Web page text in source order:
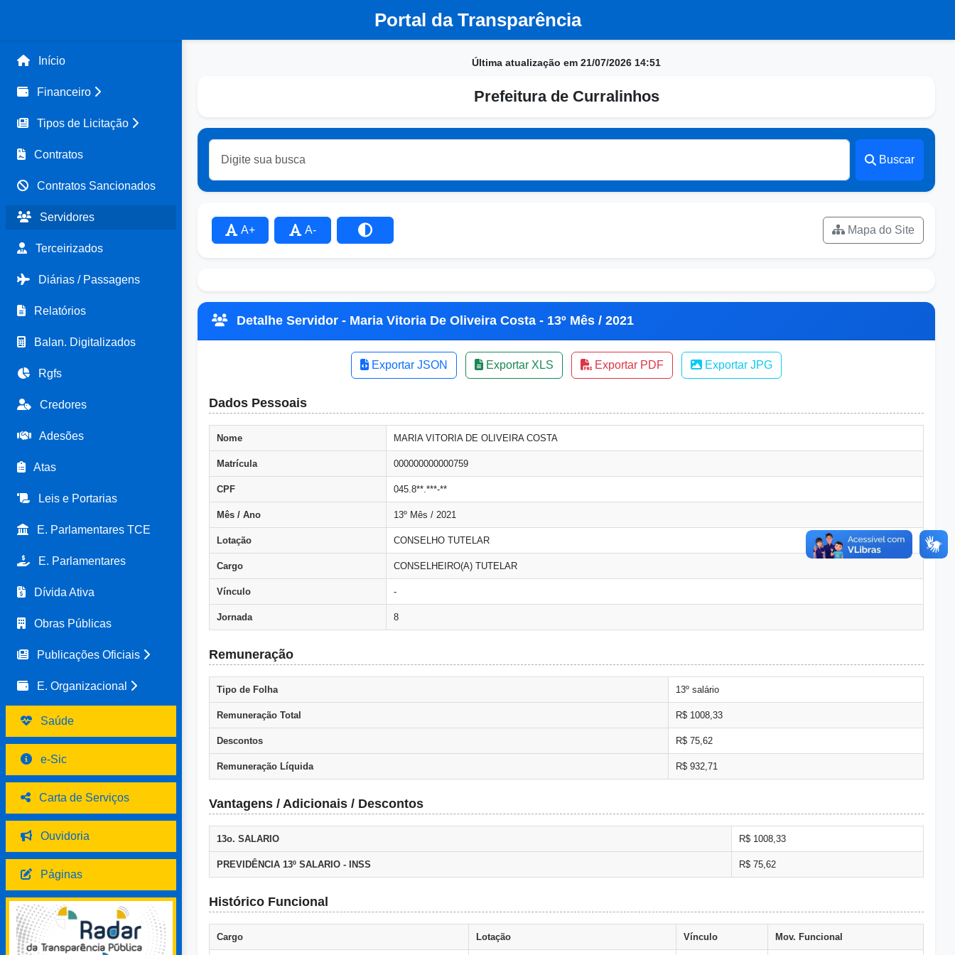
Portal da Transparência
Início
Financeiro
Tipos de Licitação
Contratos
Contratos Sancionados
Servidores
Terceirizados
Diárias / Passagens
Relatórios
Balan. Digitalizados
Rgfs
Credores
Adesões
Atas
Leis e Portarias
E. Parlamentares TCE
E. Parlamentares
Dívida Ativa
Obras Públicas
Publicações Oficiais
E. Organizacional
Saúde
e-Sic
Carta de Serviços
Ouvidoria
Páginas
Última atualização em 21/07/2026 14:51
Prefeitura de Curralinhos
Buscar
A+ A- Mapa do Site
Detalhe Servidor - Maria Vitoria De Oliveira Costa - 13º Mês / 2021
Exportar JSON Exportar XLS Exportar PDF Exportar JPG
Dados Pessoais
Nome MARIA VITORIA DE OLIVEIRA COSTA
Matrícula 000000000000759
CPF 045.8**.***-**
Mês / Ano 13º Mês / 2021
Lotação CONSELHO TUTELAR
Cargo CONSELHEIRO(A) TUTELAR
Vínculo -
Jornada 8
Remuneração
Tipo de Folha 13º salário
Remuneração Total R$ 1008,33
Descontos R$ 75,62
Remuneração Líquida R$ 932,71
Vantagens / Adicionais / Descontos
13o. SALARIO R$ 1008,33
PREVIDÊNCIA 13º SALARIO - INSS R$ 75,62
Histórico Funcional
Cargo Lotação Vínculo Mov. Funcional